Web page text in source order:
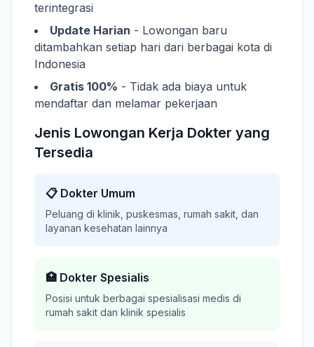
terintegrasi
Update Harian - Lowongan baru
ditambahkan setiap hari dari berbagai kota di
Indonesia
Gratis 100% - Tidak ada biaya untuk
mendaftar dan melamar pekerjaan
Jenis Lowongan Kerja Dokter yang
Tersedia
📋 Dokter Umum
Peluang di klinik, puskesmas, rumah sakit, dan
layanan kesehatan lainnya
🏥 Dokter Spesialis
Posisi untuk berbagai spesialisasi medis di
rumah sakit dan klinik spesialis